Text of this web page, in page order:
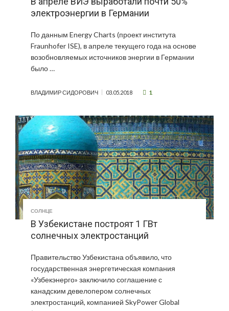
электроэнергии в Германии
По данным Energy Charts (проект института
Fraunhofer ISE), в апреле текущего года на основе
возобновляемых источников энергии в Германии
было …
ВЛАДИМИР СИДОРОВИЧ 03.05.2018 1
СОЛНЦЕ
В Узбекистане построят 1 ГВт
солнечных электростанций
Правительство Узбекистана объявило, что
государственная энергетическая компания
«Узбекэнерго» заключило соглашение с
канадским девелопером солнечных
электростанций, компанией SkyPower Global